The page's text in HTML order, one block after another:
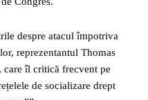
despre atacul împotriva
reprezentantul Thomas
îl critică frecvent pe
de socializare drept